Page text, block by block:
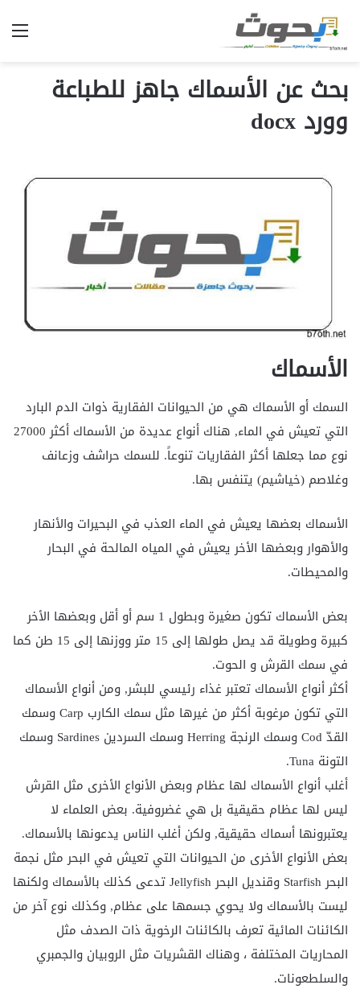
بحث عن الأسماك جاهز للطباعة
وورد docx‎
الأسماك
السمك أو الأسماك هي من الحيوانات الفقارية ذوات الدم البارد
التي تعيش في الماء, هناك أنواع عديدة من الأسماك أكثر 27000
نوع مما جعلها أكثر الفقاريات تنوعاً. للسمك حراشف وزعانف
وغلاصم (خياشيم) يتنفس بها.
الأسماك بعضها يعيش في الماء العذب في البحيرات والأنهار
والأهوار وبعضها الأخر يعيش في المياه المالحة في البحار
والمحيطات.
بعض الأسماك تكون صغيرة وبطول 1 سم أو أقل وبعضها الأخر
كبيرة وطويلة قد يصل طولها إلى 15 متر ووزنها إلى 15 طن كما
في سمك القرش و الحوت.
أكثر أنواع الأسماك تعتبر غذاء رئيسي للبشر, ومن أنواع الأسماك
التي تكون مرغوبة أكثر من غيرها مثل سمك الكارب Carp وسمك
القدّ Cod وسمك الرنجة Herring وسمك السردين Sardines وسمك
التونة Tuna.
أغلب أنواع الأسماك لها عظام وبعض الأنواع الأخرى مثل القرش
ليس لها عظام حقيقية بل هي غضروفية. بعض العلماء لا
يعتبرونها أسماك حقيقية, ولكن أغلب الناس يدعونها بالأسماك.
بعض الأنواع الأخرى من الحيوانات التي تعيش في البحر مثل نجمة
البحر Starfish وقنديل البحر Jellyfish تدعى كذلك بالأسماك ولكنها
ليست بالأسماك ولا يحوي جسمها على عظام, وكذلك نوع آخر من
الكائنات المائية تعرف بالكائنات الرخوية ذات الصدف مثل
المحاريات المختلفة ، وهناك القشريات مثل الروبيان والجمبري
والسلطعونات.